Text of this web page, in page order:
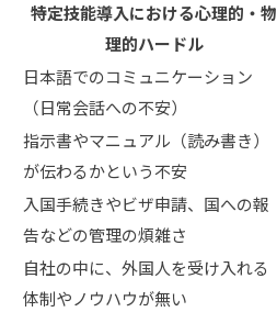
特定技能導入における心理的・物
理的ハードル
日本語でのコミュニケーション
（日常会話への不安）
指示書やマニュアル（読み書き）
が伝わるかという不安
入国手続きやビザ申請、国への報
告などの管理の煩雑さ
自社の中に、外国人を受け入れる
体制やノウハウが無い